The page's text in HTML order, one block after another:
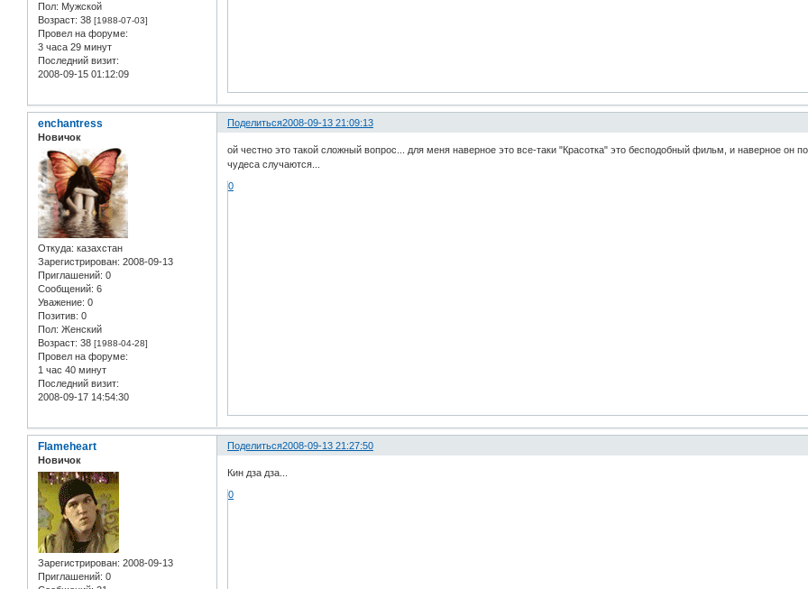
Пол: Мужской
Возраст: 38 [1988-07-03]
Провел на форуме:
3 часа 29 минут
Последний визит:
2008-09-15 01:12:09
Поделиться2008-09-13 21:09:13
enchantress
Новичок
Откуда: казахстан
Зарегистрирован: 2008-09-13
Приглашений: 0
Сообщений: 6
Уважение: 0
Позитив: 0
Пол: Женский
Возраст: 38 [1988-04-28]
Провел на форуме:
1 час 40 минут
Последний визит:
2008-09-17 14:54:30
ой честно это такой сложный вопрос... для меня наверное это все-таки "Красотка" это бесподобный фильм, и наверное он
чудеса случаются...
0
Поделиться2008-09-13 21:27:50
Flameheart
Новичок
Зарегистрирован: 2008-09-13
Приглашений: 0
Кин дза дза...
0